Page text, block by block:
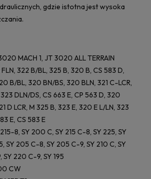
gdzie istotna jest wysoka
MACH 1, JT 3020 ALL TERRAIN
FLN, 322 B/BL, 325 B, 320 B, CS 583 D,
B/BL, 320 BN/BS, 320 BLN, 321 C-LCR,
DLN/DS, CS 663 E, CP 563 D, 320
D LCR, M 325 B, 323 E, 320 E L/LN, 323
E, CS 583 E
8, SY 200 C, SY 215 C-8, SY 225, SY
SY 205 C-8, SY 205 C-9, SY 210 C, SY
SY 220 C-9, SY 195
CW